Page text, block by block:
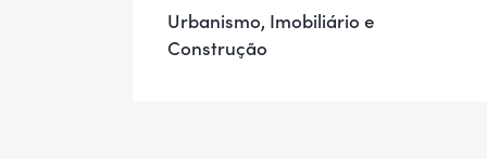
Urbanismo, Imobiliário e
Construção